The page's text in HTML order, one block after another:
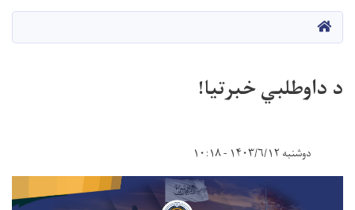
HOME
د داوطلبي خبرتیا!
دوشنبه ۱۴۰۳/۶/۱۲ - ۱۰:۱۸